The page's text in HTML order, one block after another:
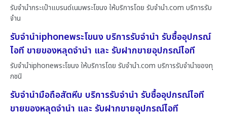
รับจำนำกระเป๋าแบรนด์เนมพระโขนง ให้บริการโดย รับจํานํา.com บริการรับ
จำน
รับจำนำiphoneพระโขนง บริการรับจำนำ รับซื้ออุปกรณ์
ไอที ขายของหลุดจำนำ และ รับฝากขายอุปกรณ์ไอที
รับจำนำiphoneพระโขนง ให้บริการโดย รับจํานํา.com บริการรับจำนำของทุ
กชนิ
รับจำนำมือถือสัตหีบ บริการรับจำนำ รับซื้ออุปกรณ์ไอที
ขายของหลุดจำนำ และ รับฝากขายอุปกรณ์ไอที